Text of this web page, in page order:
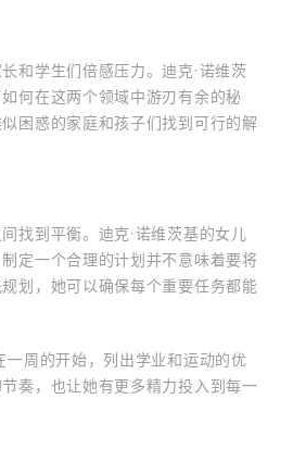
和学生们倍感压力。迪克·诺维茨
何在这两个领域中游刃有余的秘
困惑的家庭和孩子们找到可行的解
找到平衡。迪克·诺维茨基的女儿
定一个合理的计划并不意味着要将
划，她可以确保每个重要任务都能
一周的开始，列出学业和运动的优
奏，也让她有更多精力投入到每一